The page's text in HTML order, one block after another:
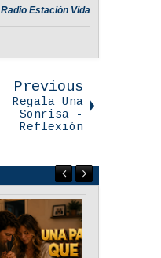
Radio Estación Vida
Previous
Regala Una
Sonrisa -
Reflexión